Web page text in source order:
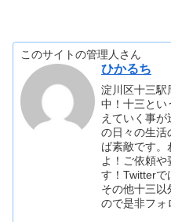
このサイトの管理人さん
ひかるち
淀川区十三駅
中！十三とい
えていく事
の日々の生活
ば素敵です。
よ！ご依頼や
す！Twitterで
その他十三以
ので是非フォ